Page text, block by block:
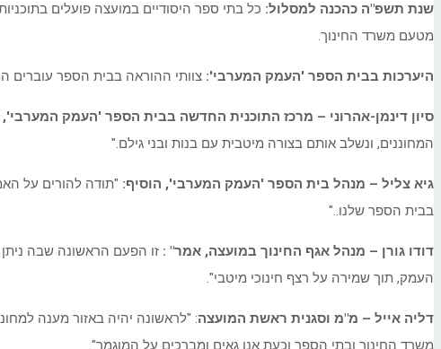
שנת תשפ"ה כהכנה למסלול: כל בתי ספר היסודיים במועצה פועלים
מטעם משרד החינוך.
היערכות בבית הספר 'העמק המערבי'
: צוותי ההוראה בבית הספר עוברים
סיון דינמן-אהרוני – מרכז התוכנית החדשה בבית הספר 'העמק
המחוננים, ונשלב אותם בצורה מיטבית עם בנות ובני גילם."
גיא צליל – מנהל בית הספר 'העמק המערבי', הוסיף: "תודה להורים על
בבית הספר שלנו.."
דודו גורן – מנהל אגף החינוך במועצה, אמר" : זו הפעם הראשונה שבה
העמק, תוך שמירה על רצף חינוכי מיטבי".
דליה אייל – מ"מ וסגנית ראשת המועצה: "לראשונה יהיה באזור מענה
משרד החינוך ובתי הספר וכעת אנו גאים ומברכים על המוגמר".